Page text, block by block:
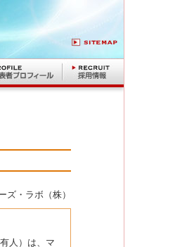
ズ・ラボ（株）
人）は、マ